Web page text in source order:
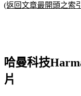
(返回文章最開頭之索
哈曼科技
片